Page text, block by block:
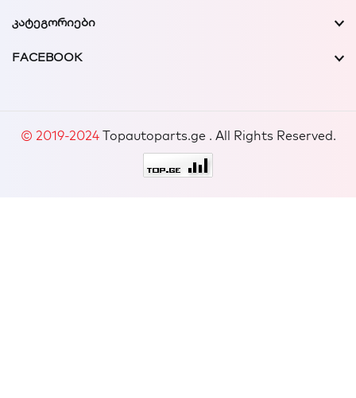
ᲙᲐᲢᲔᲒᲝᲠᲘᲔᲑᲘ
FACEBOOK
© 2019-2024Topautoparts.ge . All Rights Reserved.